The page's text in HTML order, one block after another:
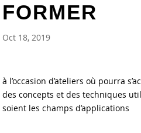
FORMER
Oct 18, 2019
à l’occasion d’ateliers où pourra
des concepts et des techniques
soient les champs d’applications